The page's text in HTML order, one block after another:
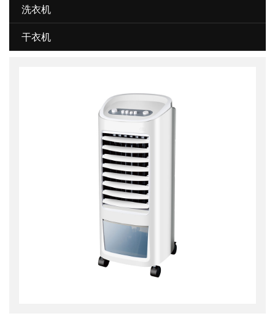
洗衣机
干衣机